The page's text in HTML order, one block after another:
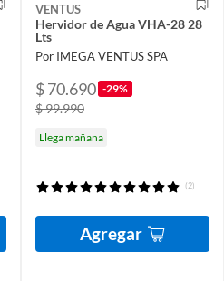
VENTUS
Hervidor de Agua VHA-28 28
Lts
Por IMEGA VENTUS SPA
$ 70.690 -29%
$ 99.990
Llega mañana
(2)
Agregar